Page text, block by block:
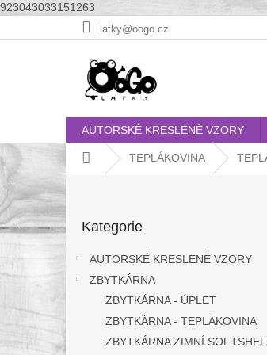
923043033151263
na
latky@oogo.cz
AUTORSKÉ KRESLENÉ VZORY
Domů TEPLÁKOVINA
s
t
kategorie
Kategorie
AUTORSKÉ KRESLENÉ VZORY
ZBYTKÁRNA
ZBYTKÁRNA - ÚPLET
ZBYTKÁRNA - TEPLÁKOVINA
ZBYTKÁRNA ZIMNÍ